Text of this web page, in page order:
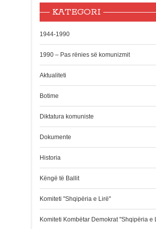
KATEGORI
1944-1990
1990 – Pas rënies së komunizmit
Aktualiteti
Botime
Diktatura komuniste
Dokumente
Historia
Këngë të Ballit
Komiteti "Shqipëria e Lirë"
Komiteti Kombëtar Demokrat "Shqipëria e